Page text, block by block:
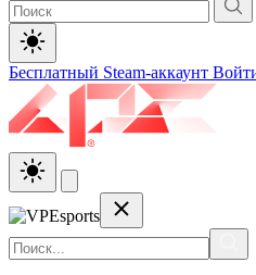
Бесплатный Steam-аккаунт